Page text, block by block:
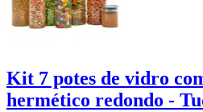
Kit 7 potes de vidro
hermético redondo -